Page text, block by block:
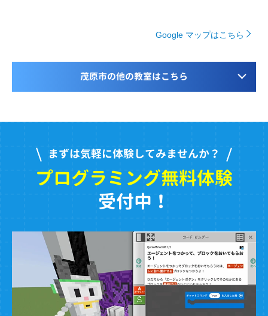
Google マップはこちら
茂原市の他の教室はこちら
まずは気軽に体験してみませんか？
プログラミング無料体験
受付中！